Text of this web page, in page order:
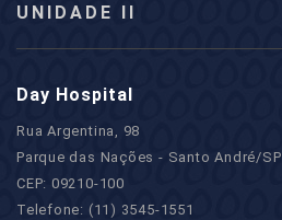
UNIDADE II
Day Hospital
Rua Argentina, 98
Parque das Nações - Santo André/SP
CEP: 09210-100
Telefone: (11) 3545-1551